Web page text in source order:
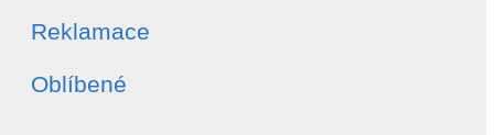
Reklamace
Oblíbené